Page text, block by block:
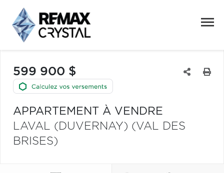
599 900 $
APPARTEMENT À VENDRE
LAVAL (DUVERNAY) (VAL DES
BRISES)